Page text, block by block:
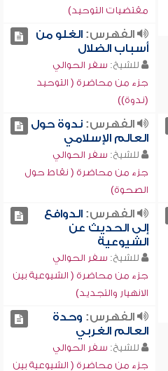
مقتضيات التوحيد)
الفهرس:الغلو من
أسباب الضلال
للشيخ: سفر الحوالي
جزء من محاضرة ( التوحيد
(ندوة))
الفهرس:ندوة حول
العالم الإسلامي
للشيخ: سفر الحوالي
جزء من محاضرة ( نقاط حول
الصحوة)
الفهرس:الدوافع
إلى الحديث عن
الشيوعية
للشيخ: سفر الحوالي
جزء من محاضرة ( الشيوعية بين
الانهيار والتجديد)
الفهرس: وحدة
العالم الغربي
للشيخ: سفر الحوالي
جزء من محاضرة ( الشيوعية بين